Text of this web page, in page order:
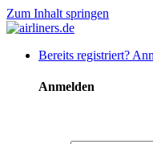
Zum Inhalt springen
Bereits registriert?
Anmelden